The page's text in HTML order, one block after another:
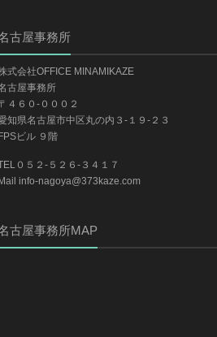
古屋事務所
式会社OFFICE MINAMIKAZE
古屋事務所
４６０-０００２
知県名古屋市中区丸の内３-１９-２３
FPSビル ９階
０５２-５２６-３４１７
Mail info-nagoya@373kaze.com
古屋事務所MAP